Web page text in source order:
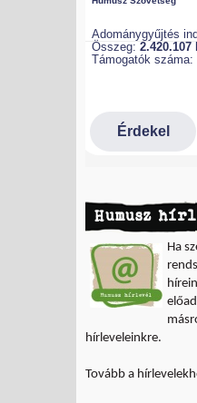
Humusz
Ha
hírleveleinkre.
Tovább a